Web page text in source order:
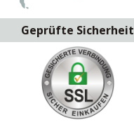
Geprüfte Sicherheit